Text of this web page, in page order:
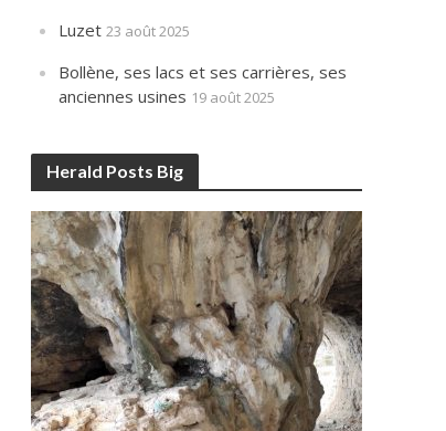
Luzet 23 août 2025
Bollène, ses lacs et ses carrières, ses
anciennes usines 19 août 2025
Herald Posts Big